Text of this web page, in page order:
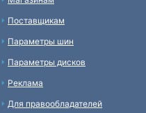
Поставщикам
Параметры шин
Параметры дисков
Реклама
Для правообладателей